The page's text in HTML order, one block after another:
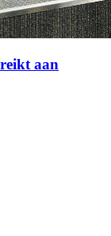
aan